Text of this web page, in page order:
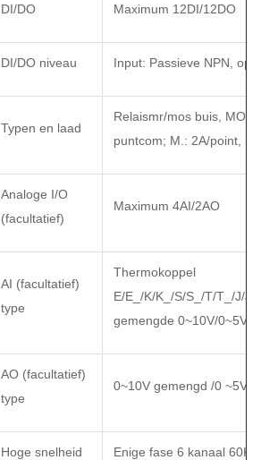
DI/DO Maximum 12DI/12DO
DI/DO niveau Input: Passieve NPN,
Typen en laad
Relaismr/mos buis, MOS
puntcom; M.: 2A/point,
Analoge I/O
(facultatief)
Maximum 4AI/2AO
AI (facultatief)
type
Thermokoppel
E/E_/K/K_/S/S_/T/T_/J/
gemengde 0~10V/0~5V/
AO (facultatief)
type
0~10V gemengd /0 ~5V/
Hoge snelheid
Enige fase 6 kanaal